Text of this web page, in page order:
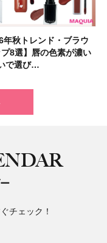
年秋トレンド・ブラウ
8選】唇の色素が濃い
で選び…
スマスコフレ2026】ポ
」から、冬の特別コ
が登…
年最新】落ちないアイ
すすめ18選！ 汗に強
ンシル…
ア】美容液リップクリー
ィスクラブが新登場！
色付き…
系・伊能忠敬界隈】上西
は5年間1日1万歩を継
くとき…
年夏】小顔に見えるボ
37選！ レイヤー・切
なしな…
年8月の一粒万倍日】お
開運コスメ＆美容アイ
選！
ソルアイシャドウ】アイ
ーションN新色・限定
ベ・ブ…
チェック！